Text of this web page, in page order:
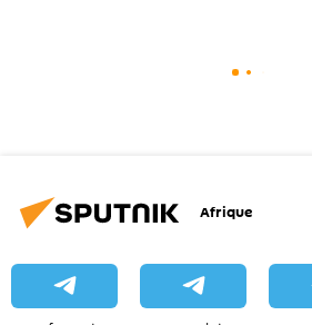
Afrique